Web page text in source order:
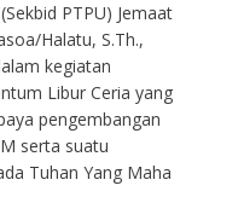
PTPU) Jemaat
Halatu, S.Th.,
kegiatan
Libur Ceria yang
pengembangan
serta suatu
Tuhan Yang Maha